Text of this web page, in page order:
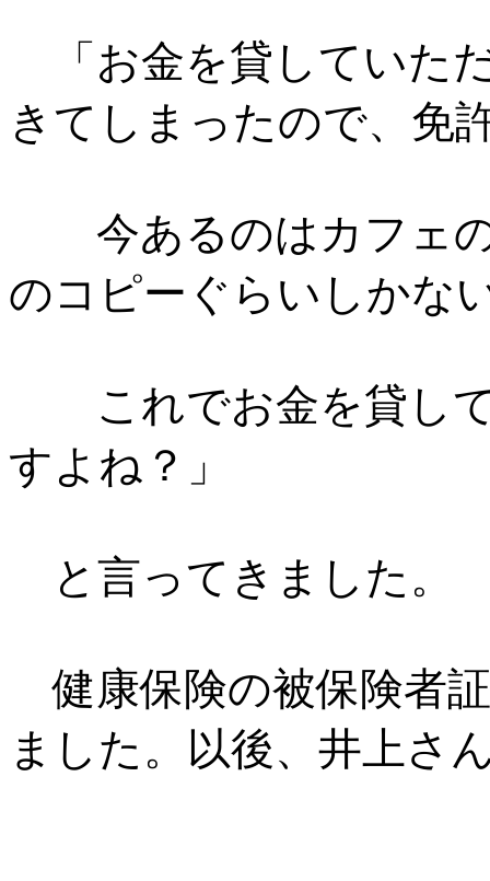
「お金を貸していた
きてしまったので、免
今あるのはカフェの
のコピーぐらいしかな
これでお金を貸して
すよね？」
と言ってきました。
健康保険の被保険者
ました。以後、井上さ